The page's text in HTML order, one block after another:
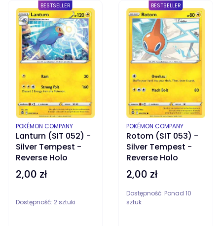
BESTSELLER
Lanturn (SIT 052) -
Silver Tempest -
Reverse Holo
PRODUCENT
POKÉMON COMPANY
Cena
2,00 zł
Dostępność: 2 sztuki
BESTSELLER
Rotom (SIT 053) -
Silver Tempest -
Reverse Holo
PRODUCENT
POKÉMON COMPANY
Cena
2,00 zł
Dostępność: Ponad 10
sztuk